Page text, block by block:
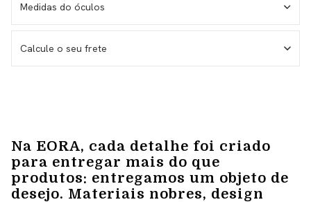
Medidas do óculos
Medida da lente – 53 mm
Medida do frontal total – 143 mm
Calcule o seu frete
Na EORA, cada detalhe foi criado
para entregar mais do que
produtos: entregamos um objeto de
desejo. Materiais nobres, design